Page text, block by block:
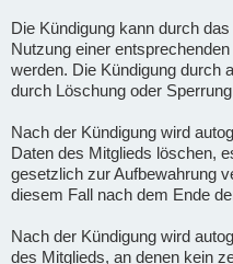
Die Kündigung kann durch
Nutzung einer
werden. Die Kündigung durch
durch Löschung oder
Nach der Kündigung wird
Daten des Mitglieds löschen,
gesetzlich zur Aufbewahrung
diesem Fall nach dem Ende
Nach der Kündigung wird
des Mitglieds, an denen kein